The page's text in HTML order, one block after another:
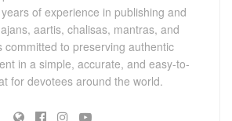
of experience in publishing and
aartis, chalisas, mantras, and
committed to preserving authentic
in a simple, accurate, and easy-to-
for devotees around the world.